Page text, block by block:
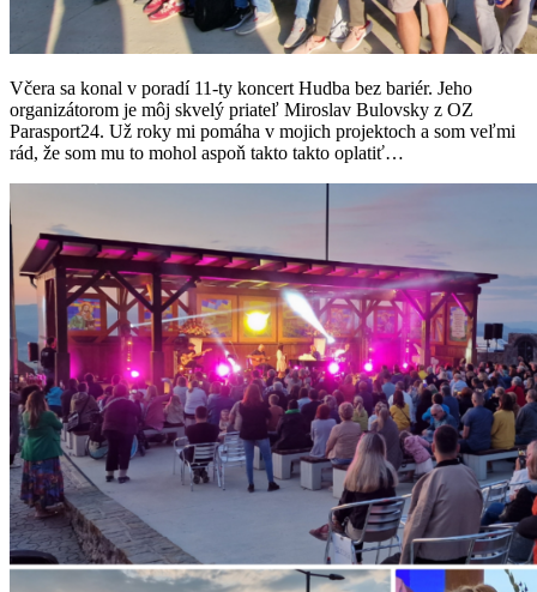
Včera sa konal v poradí 11-ty koncert Hudba bez bariér. Jeho
organizátorom je môj skvelý priateľ Miroslav Bulovsky z OZ
Parasport24. Už roky mi pomáha v mojich projektoch a som veľmi
rád, že som mu to mohol aspoň takto takto oplatiť…